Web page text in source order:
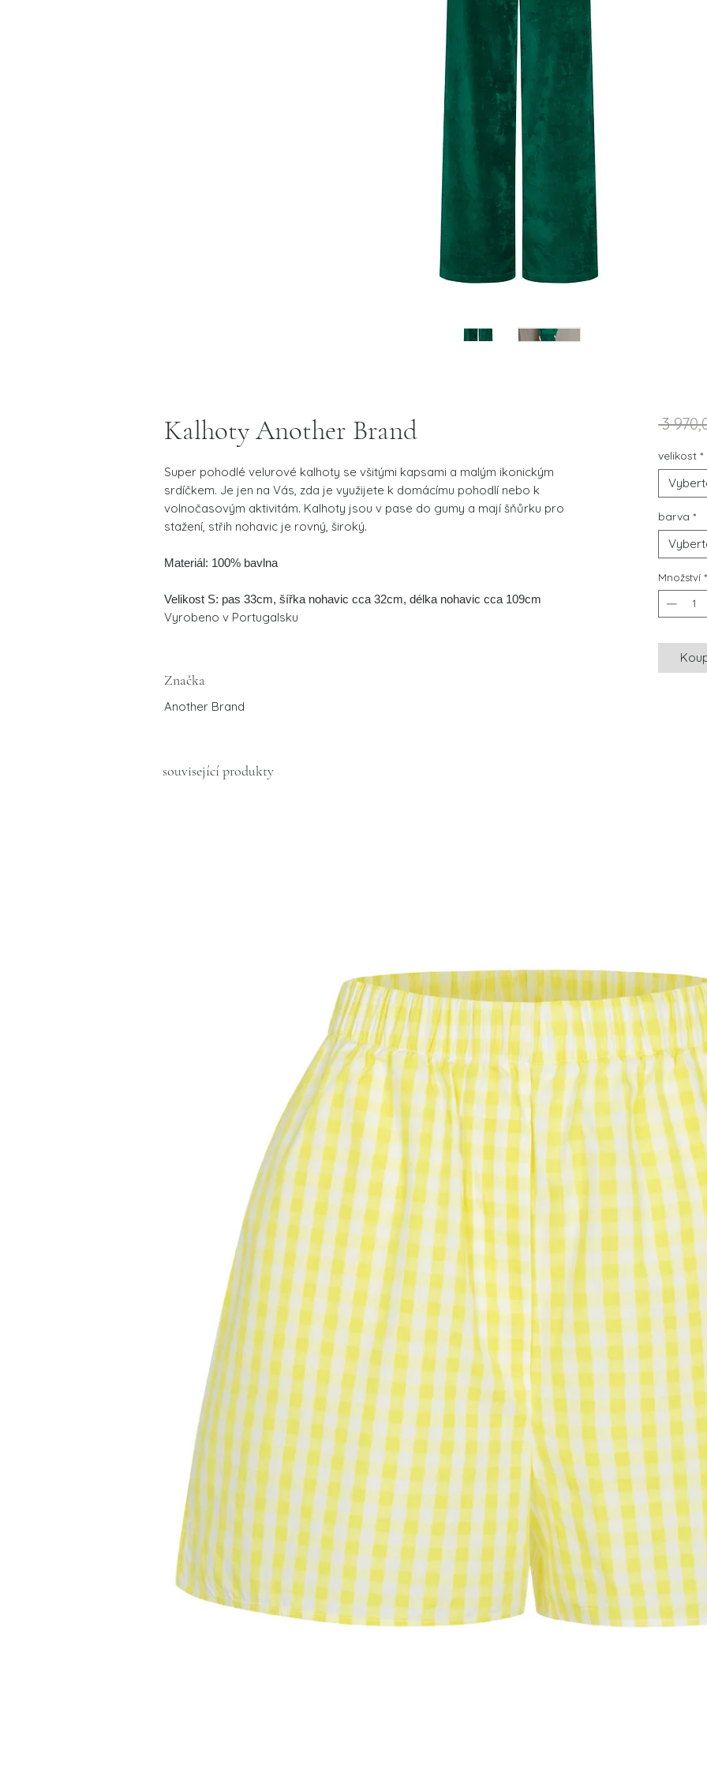
Kalhoty Another Brand
Super pohodlé velurové kalhoty se všitými kapsami a malým ikonickým
srdíčkem. Je jen na Vás, zda je využijete k domácímu pohodlí nebo k
volnočasovým aktivitám. Kalhoty jsou v pase do gumy a mají šňůrku pro
stažení, střih nohavic je rovný, široký.
Materiál: 100% bavlna
Velikost S: pas 33cm, šířka nohavic cca 32cm, délka nohavic cca 109cm
Vyrobeno v Portugalsku
Značka
Another Brand
3
velikost *
barva *
Množství *
související produkty